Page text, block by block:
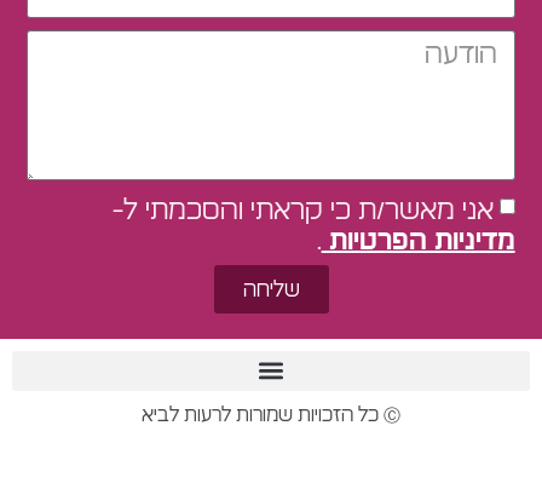
אני מאשר/ת כי קראתי והסכמתי ל-
מדיניות הפרטיות .
שליחה
Ⓒ כל הזכויות שמורות לרעות לביא